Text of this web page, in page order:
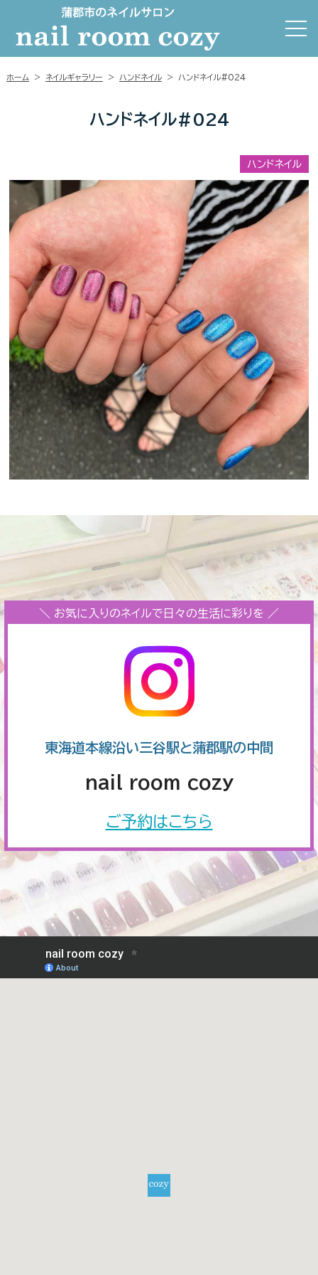
ホーム > ネイルギャラリー > ハンドネイル > ハンドネイル#024
ハンドネイル#024
ハンドネイル
＼ お気に入りのネイルで日々の生活に彩りを ／
東海道本線沿い三谷駅と蒲郡駅の中間
nail room cozy
ご予約はこちら